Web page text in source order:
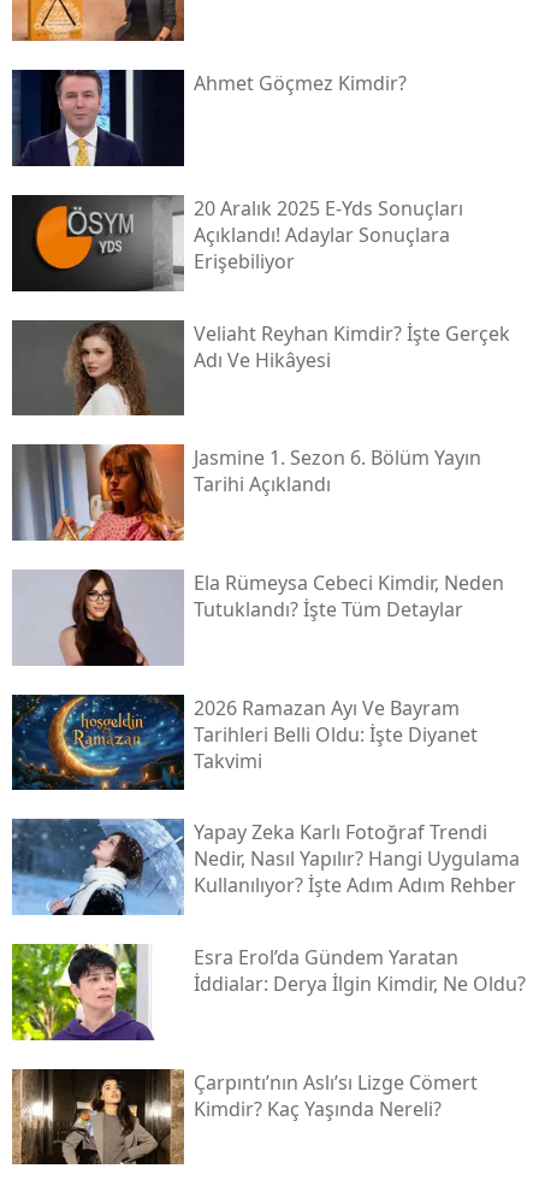
Ahmet Göçmez Kimdir?
20 Aralık 2025 E-Yds Sonuçları
Açıklandı! Adaylar Sonuçlara
Erişebiliyor
Veliaht Reyhan Kimdir? İşte Gerçek
Adı Ve Hikâyesi
Jasmine 1. Sezon 6. Bölüm Yayın
Tarihi Açıklandı
Ela Rümeysa Cebeci Kimdir, Neden
Tutuklandı? İşte Tüm Detaylar
2026 Ramazan Ayı Ve Bayram
Tarihleri Belli Oldu: İşte Diyanet
Takvimi
Yapay Zeka Karlı Fotoğraf Trendi
Nedir, Nasıl Yapılır? Hangi Uygulama
Kullanılıyor? İşte Adım Adım Rehber
Esra Erol’da Gündem Yaratan
İddialar: Derya İlgin Kimdir, Ne Oldu?
Çarpıntı’nın Aslı’sı Lizge Cömert
Kimdir? Kaç Yaşında Nereli?